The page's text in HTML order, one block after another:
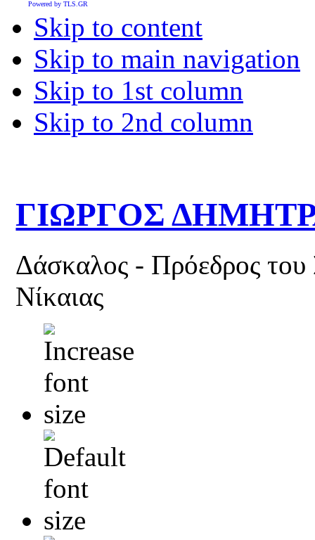
Skip to content
Skip to main navigation
Skip to 1st column
Skip to 2nd column
ΓΙΩΡΓΟΣ
Δάσκαλος - Πρόεδρος
Νίκαιας
Powered by TLS.GR